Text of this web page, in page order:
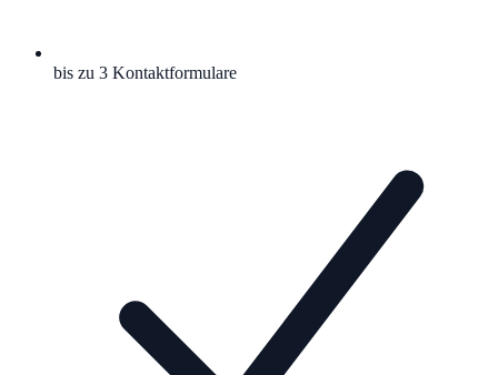
bis zu 3 Kontaktformulare